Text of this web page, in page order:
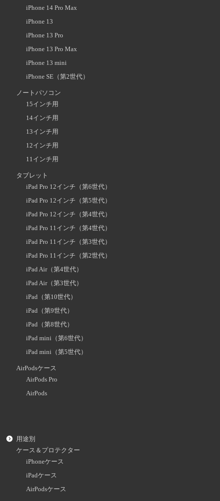
iPhone 14 Pro Max
iPhone 13
iPhone 13 Pro
iPhone 13 Pro Max
iPhone 13 mini
iPhone SE（第2世代）
ノートパソコン
15インチ用
14インチ用
13インチ用
12インチ用
11インチ用
タブレット
iPad Pro 12インチ（第6世代）
iPad Pro 12インチ（第5世代）
iPad Pro 12インチ（第4世代）
iPad Pro 11インチ（第4世代）
iPad Pro 11インチ（第3世代）
iPad Pro 11インチ（第2世代）
iPad Air（第4世代）
iPad Air（第3世代）
iPad（第10世代）
iPad（第9世代）
iPad（第8世代）
iPad mini（第6世代）
iPad mini（第5世代）
AirPodsケース
AirPods Pro
AirPods
用途別
ケース＆プロテクター
iPhoneケース
iPadケース
AirPodsケース